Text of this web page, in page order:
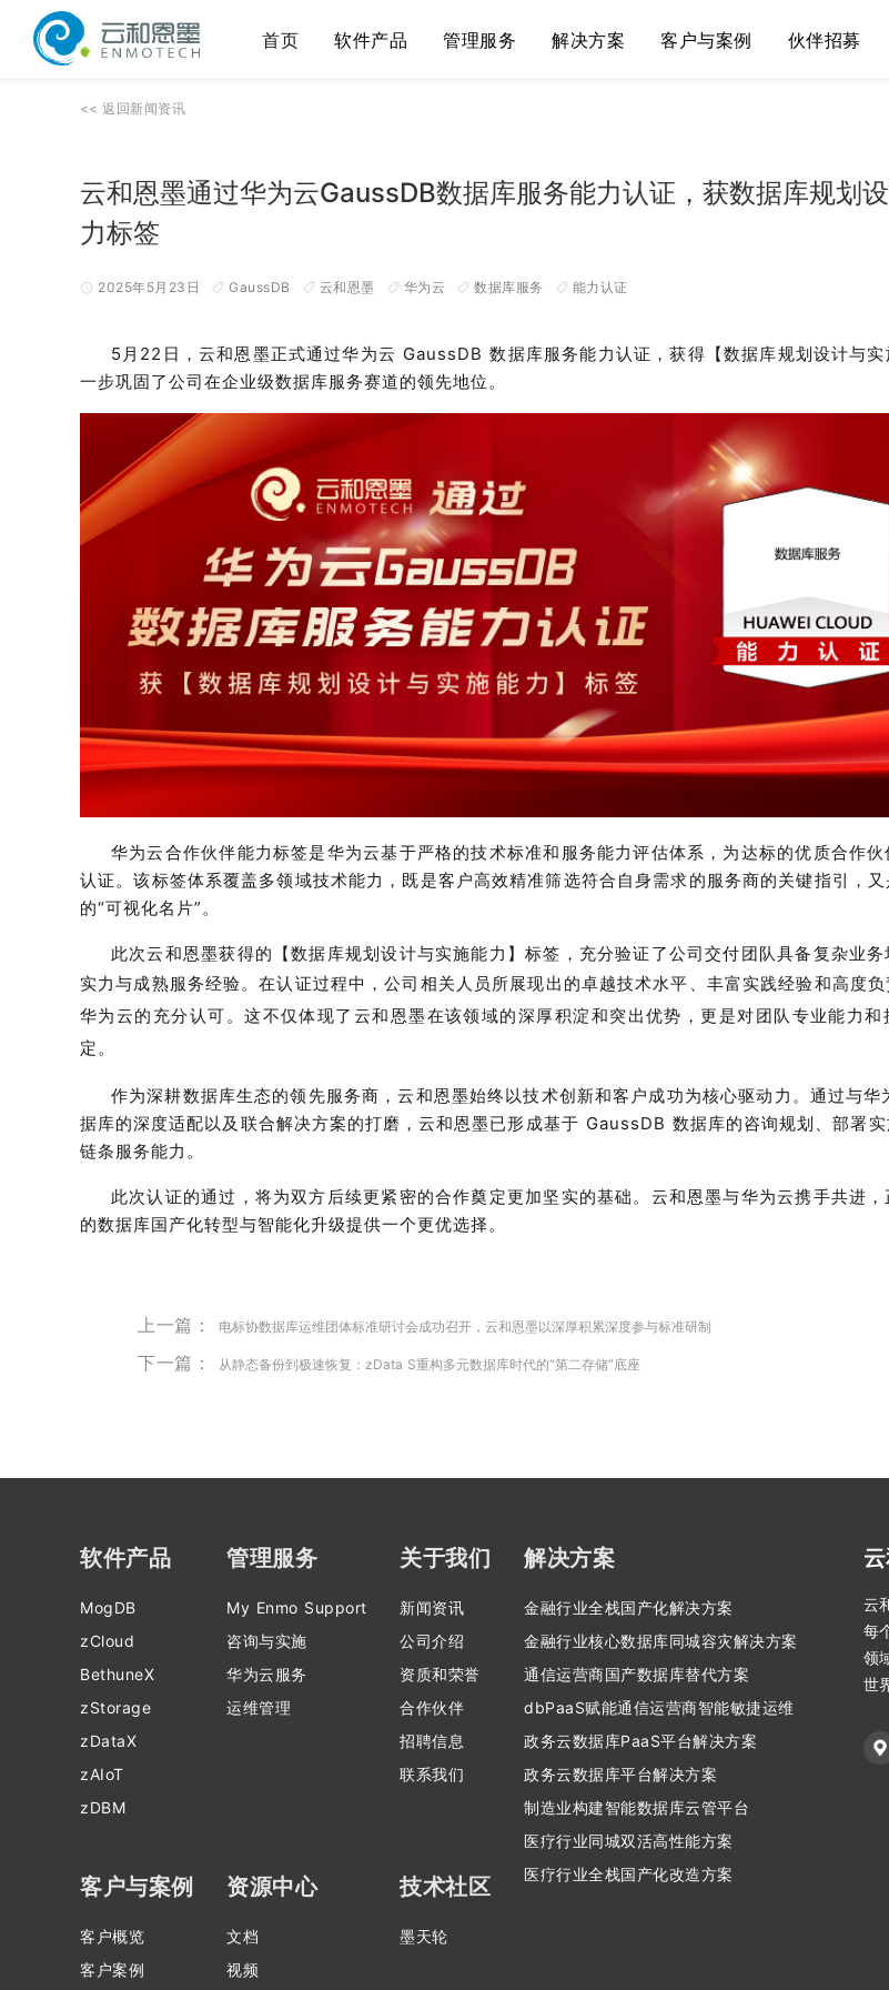
首页 软件产品 管理服务 解决方案 客户与案例 伙伴招募
<< 返回新闻资讯
云和恩墨通过华为云GaussDB数据库服务能力认证，获数据库规划
力标签
2025年5月23日 GaussDB 云和恩墨 华为云 数据库服务 能力认证
5月22日，云和恩墨正式通过华为云 GaussDB 数据库服务能力认证，获得【数据库规划设计与实
一步巩固了公司在企业级数据库服务赛道的领先地位。
华为云合作伙伴能力标签是华为云基于严格的技术标准和服务能力评估体系，为达标的优质合作
认证。该标签体系覆盖多领域技术能力，既是客户高效精准筛选符合自身需求的服务商的关键指引，
的“可视化名片”。
此次云和恩墨获得的【数据库规划设计与实施能力】标签，充分验证了公司交付团队具备复杂业
实力与成熟服务经验。在认证过程中，公司相关人员所展现出的卓越技术水平、丰富实践经验和高度
华为云的充分认可。这不仅体现了云和恩墨在该领域的深厚积淀和突出优势，更是对团队专业能力和
定。
作为深耕数据库生态的领先服务商，云和恩墨始终以技术创新和客户成功为核心驱动力。通过与
据库的深度适配以及联合解决方案的打磨，云和恩墨已形成基于 GaussDB 数据库的咨询规划、部署
链条服务能力。
此次认证的通过，将为双方后续更紧密的合作奠定更加坚实的基础。云和恩墨与华为云携手共进
的数据库国产化转型与智能化升级提供一个更优选择。
上一篇： 电标协数据库运维团体标准研讨会成功召开，云和恩墨以深厚积累深度参与标准研制
下一篇： 从静态备份到极速恢复：zData S重构多元数据库时代的“第二存储”底座
软件产品
MogDB
zCloud
BethuneX
zStorage
zDataX
zAIoT
zDBM
客户与案例
客户概览
客户案例
管理服务
My Enmo Support
咨询与实施
华为云服务
运维管理
资源中心
文档
视频
关于我们
新闻资讯
公司介绍
资质和荣誉
合作伙伴
招聘信息
联系我们
技术社区
墨天轮
解决方案
金融行业全栈国产化解决方案
金融行业核心数据库同城容灾解决方案
通信运营商国产数据库替代方案
dbPaaS赋能通信运营商智能敏捷运维
政务云数据库PaaS平台解决方案
政务云数据库平台解决方案
制造业构建智能数据库云管平台
医疗行业同城双活高性能方案
医疗行业全栈国产化改造方案
云
每
领
世